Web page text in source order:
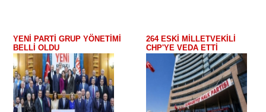
YENİ PARTİ GRUP YÖNETİMİ
BELLİ OLDU
264 ESKİ MİLLETVEKİLİ
CHP'YE VEDA ETTİ